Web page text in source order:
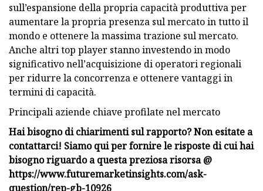
sull’espansione della propria capacità produttiva per
aumentare la propria presenza sul mercato in tutto il
mondo e ottenere la massima trazione sul mercato.
Anche altri top player stanno investendo in modo
significativo nell’acquisizione di operatori regionali
per ridurre la concorrenza e ottenere vantaggi in
termini di capacità.
Principali aziende chiave profilate nel mercato
Hai bisogno di chiarimenti sul rapporto? Non esitate a
contattarci! Siamo qui per fornire le risposte di cui hai
bisogno riguardo a questa preziosa risorsa @
https://www.futuremarketinsights.com/ask-
question/rep-gb-10926